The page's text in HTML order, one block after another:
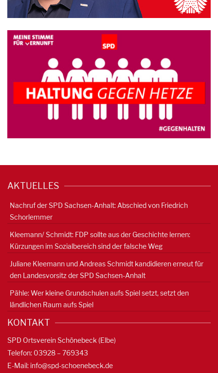
AKTUELLES
Nachruf der SPD Sachsen-Anhalt: Abschied von Friedrich
Schorlemmer
Kleemann/ Schmidt: FDP sollte aus der Geschichte lernen:
Kürzungen im Sozialbereich sind der falsche Weg
Juliane Kleemann und Andreas Schmidt kandidieren erneut für
den Landesvorsitz der SPD Sachsen-Anhalt
Pähle: Wer kleine Grundschulen aufs Spiel setzt, setzt den
ländlichen Raum aufs Spiel
KONTAKT
SPD Ortsverein Schönebeck (Elbe)
Telefon: 03928 – 769343
E-Mail: info@spd-schoenebeck.de